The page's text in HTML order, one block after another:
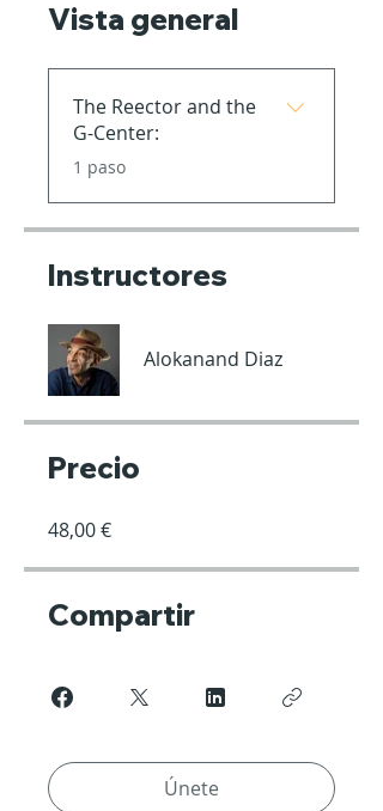
Vista general
The Reector and the
G-Center:
.1 paso
Instructores
Alokanand Diaz
Precio
48,00 €
Compartir
Únete